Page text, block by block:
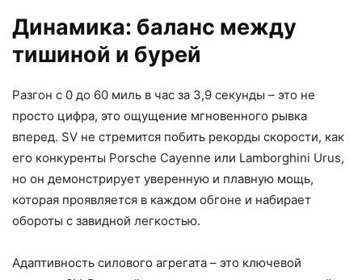
Динамика: баланс между
тишиной и бурей
Разгон с 0 до 60 миль в час за 3,9 секунды – это не
просто цифра, это ощущение мгновенного рывка
вперед. SV не стремится побить рекорды скорости, как
его конкуренты Porsche Cayenne или Lamborghini Urus,
но он демонстрирует уверенную и плавную мощь,
которая проявляется в каждом обгоне и набирает
обороты с завидной легкостью.
Адаптивность силового агрегата – это ключевой